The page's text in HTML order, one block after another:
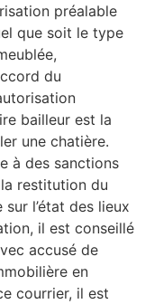
préalable
que soit le type
du
bailleur est la
une chatière.
à des sanctions
restitution du
l’état des lieux
il est conseillé
accusé de
en
courrier, il est